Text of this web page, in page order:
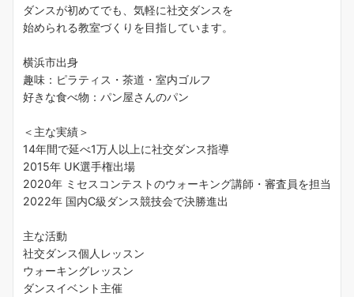
ダンスが初めてでも、気軽に社交ダンスを
始められる教室づくりを目指しています。
横浜市出身
趣味：ピラティス・茶道・室内ゴルフ
好きな食べ物：パン屋さんのパン
＜主な実績＞
14年間で延べ1万人以上に社交ダンス指導
2015年 UK選手権出場
2020年 ミセスコンテストのウォーキング講師・審査員を担当
2022年 国内C級ダンス競技会で決勝進出
主な活動
社交ダンス個人レッスン
ウォーキングレッスン
ダンスイベント主催